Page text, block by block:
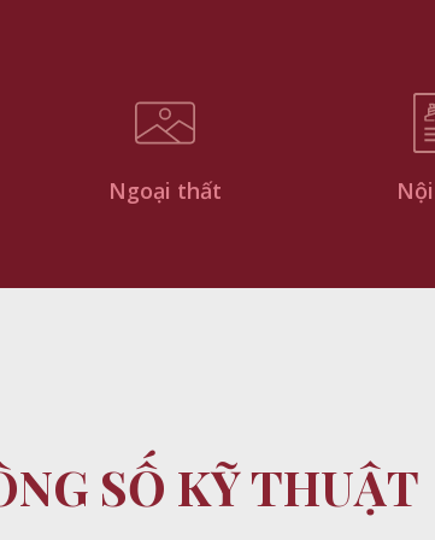
Ngoại thất
SỐ KỸ THUẬT